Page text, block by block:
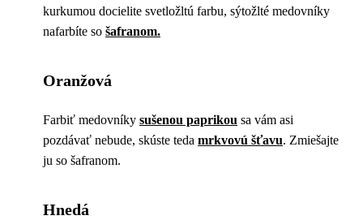
kurkumou docielite svetložltú farbu, sýtožlté medovníky
nafarbíte so šafranom.
Oranžová
Farbiť medovníky sušenou paprikou sa vám asi
pozdávať nebude, skúste teda mrkvovú šťavu. Zmiešajte
ju so šafranom.
Hnedá